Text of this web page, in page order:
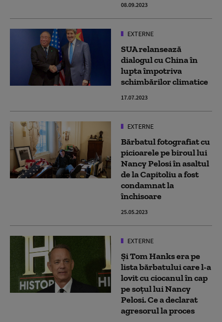
08.09.2023
EXTERNE
SUA relansează
dialogul cu China în
lupta împotriva
schimbărilor climatice
17.07.2023
EXTERNE
Bărbatul fotografiat cu
picioarele pe biroul lui
Nancy Pelosi în asaltul
de la Capitoliu a fost
condamnat la
închisoare
25.05.2023
EXTERNE
Și Tom Hanks era pe
lista bărbatului care l-a
lovit cu ciocanul în cap
pe soțul lui Nancy
Pelosi. Ce a declarat
agresorul la proces